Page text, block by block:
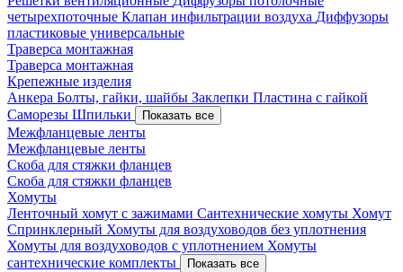
четырехпоточные Клапан инфильтрации воздуха Диффузоры
пластиковые универсальные
Траверса монтажная
Траверса монтажная
Крепежные изделия
Анкера Болты, гайки, шайбы Заклепки Пластина с гайкой
Саморезы Шпильки Показать все
Межфланцевые ленты
Межфланцевые ленты
Скоба для стяжки фланцев
Скоба для стяжки фланцев
Хомуты
Ленточный хомут с зажимами Сантехнические хомуты Хомут
Спринклерный Хомуты для воздуховодов без уплотнения
Хомуты для воздуховодов с уплотнением Хомуты
сантехнические комплекты
Показать все